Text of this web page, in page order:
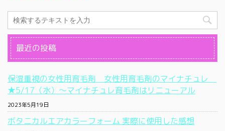
最近の投稿
保湿重視の女性用育毛剤 女性用育毛剤のマイナチュレ
★5/17（水）〜マイナチュレ育毛剤はリニューアル
2023年5月19日
ボタニカルエアカラーフォーム 実際に使用した感想